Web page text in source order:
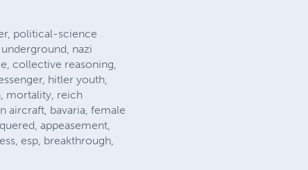
political-science
nazi
collective reasoning,
hitler youth,
mortality, reich
aircraft, bavaria, female
appeasement,
esp, breakthrough,